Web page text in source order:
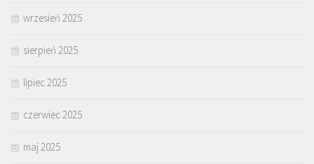
wrzesień 2025
sierpień 2025
lipiec 2025
czerwiec 2025
maj 2025